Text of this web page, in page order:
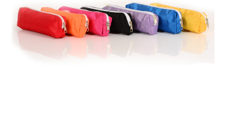
Mesafeli Satış Sözleşmesi
Mesafeli Satış Sözleşmesi